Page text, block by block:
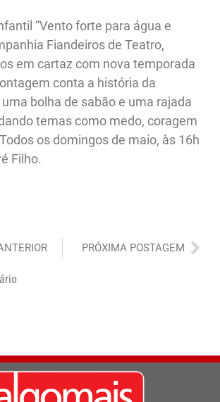
“Vento forte para água e
Fiandeiros de Teatro,
em cartaz com nova temporada
conta a história da
bolha de sabão e uma rajada
temas como medo, coragem
os domingos de maio, às 16h
Filho.
PRÓXIMA POSTAGEM